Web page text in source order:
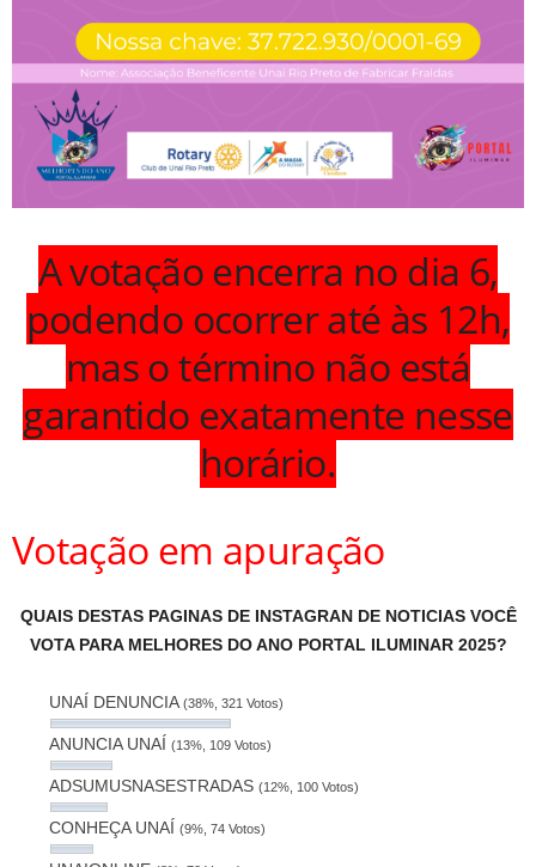
A votação encerra no dia 6,
podendo ocorrer até às 12h,
mas o término não está
garantido exatamente nesse
horário.
Votação em apuração
QUAIS DESTAS PAGINAS DE INSTAGRAN DE NOTICIAS VOCÊ
VOTA PARA MELHORES DO ANO PORTAL ILUMINAR 2025?
UNAÍ DENUNCIA(38%, 321 Votos)
ANUNCIA UNAÍ (13%, 109 Votos)
ADSUMUSNASESTRADAS (12%, 100 Votos)
CONHEÇA UNAÍ (9%, 74 Votos)